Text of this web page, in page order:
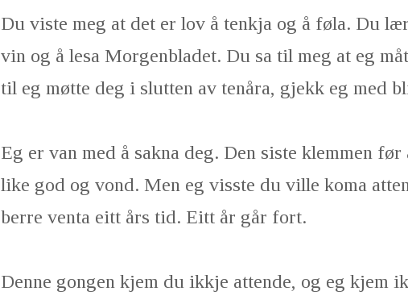
Du viste meg at det er lov å tenkja og å føla. Du
vin og å lesa Morgenbladet. Du sa til meg at eg
til eg møtte deg i slutten av tenåra, gjekk eg med
Eg er van med å sakna deg. Den siste klemmen
like god og vond. Men eg visste du ville koma
berre venta eitt års tid. Eitt år går fort.
Denne gongen kjem du ikkje attende, og eg kjem